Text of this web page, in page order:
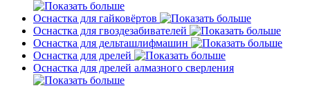
Оснастка для гайковёртов
Оснастка для гвоздезабивателей
Оснастка для дельташлифмашин
Оснастка для дрелей
Оснастка для дрелей алмазного сверления